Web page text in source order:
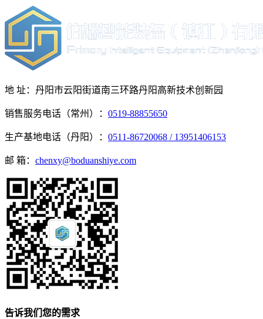
地 址：丹阳市云阳街道南三环路丹阳高新技术创新园
销售服务电话（常州）： 0519-88855650
生产基地电话（丹阳）： 0511-86720068 / 13951406153
邮 箱： chenxy@boduanshiye.com
告诉我们您的需求